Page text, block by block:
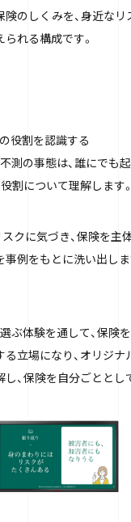
のしくみを、身近な
れる構成です。
役割を認識する
測の事態は、誰にでも
割について理解します。
クに気づき、保険を主
例をもとに洗い出し
ぶ体験を通して、保険
立場になり、オリジ
、保険を自分ごととし